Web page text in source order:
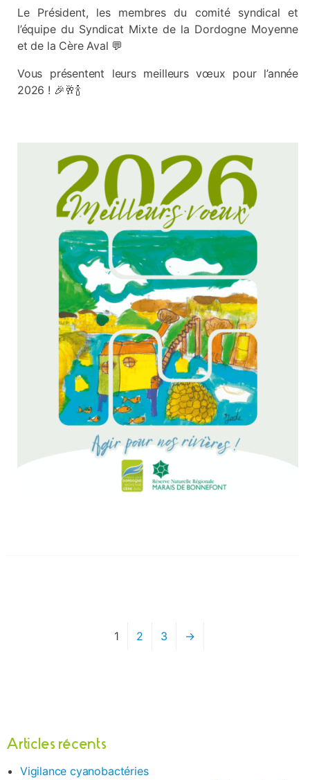
Le Président, les membres du comité syndical et
l’équipe du Syndicat Mixte de la Dordogne Moyenne
et de la Cère Aval 💬
Vous présentent leurs meilleurs vœux pour l’année
2026 ! 🎉🥂🍾
1 2 3 →
Articles récents
Vigilance cyanobactéries